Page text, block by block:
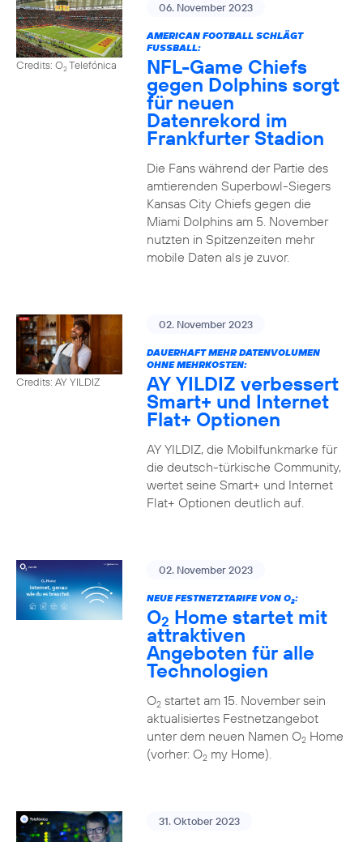
Credits: O2Telefónica
06. November 2023
AMERICAN FOOTBALL SCHLÄGT
FUSSBALL:
NFL-Game Chiefs
gegen Dolphins sorgt
für neuen
Datenrekord im
Frankfurter Stadion
Die Fans während der Partie des
amtierenden Superbowl-Siegers
Kansas City Chiefs gegen die
Miami Dolphins am 5. November
nutzten in Spitzenzeiten mehr
mobile Daten als je zuvor.
Credits: AY YILDIZ
02. November 2023
DAUERHAFT MEHR DATENVOLUMEN
OHNE MEHRKOSTEN:
AY YILDIZ verbessert
Smart+ und Internet
Flat+ Optionen
AY YILDIZ, die Mobilfunkmarke für
die deutsch-türkische Community,
wertet seine Smart+ und Internet
Flat+ Optionen deutlich auf.
02. November 2023
NEUE FESTNETZTARIFE VON O2:
O2 Home startet mit
attraktiven
Angeboten für alle
Technologien
O2startet am 15. November sein
aktualisiertes Festnetzangebot
unter dem neuen Namen O2Home
(vorher: O2my Home).
31. Oktober 2023